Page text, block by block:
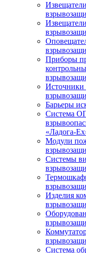
Приборы
Источники
Барьеры
Система
«Ладога-
Модули
Системы
Изделия
Система